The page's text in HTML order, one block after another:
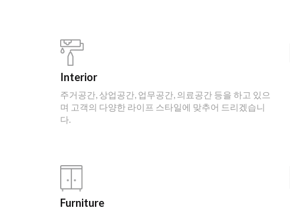
Interior
주거공간, 상업공간, 업무공간, 의료공간 등을 하고 있으
며 고객의 다양한 라이프 스타일에 맞추어 드리겠습니
다.
Furniture